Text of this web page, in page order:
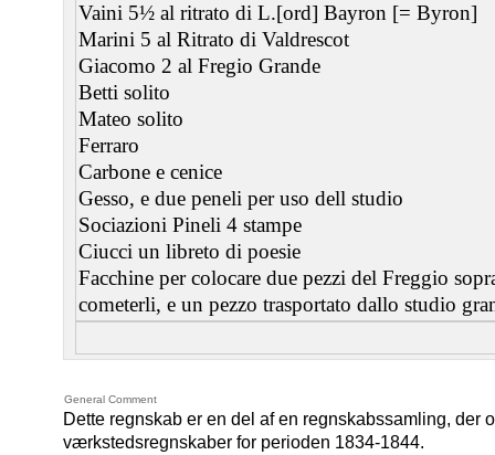
Vaini 5½ al ritrato di L.[ord] Bayron [= Byron]
Marini 5 al Ritrato di Valdrescot
Giacomo 2 al Fregio Grande
Betti solito
Mateo solito
Ferraro
Carbone e cenice
Gesso, e due peneli per uso dell studio
Sociazioni Pineli 4 stampe
Ciucci un libreto di poesie
Facchine per colocare due pezzi del Freggio
cometerli, e un pezzo trasportato dallo studio
General Comment
Dette regnskab er en del af en regnskabssamling, der
værkstedsregnskaber for perioden 1834-1844.